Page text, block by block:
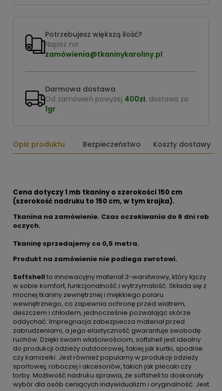
Potrzebujesz większą ilość?
Napisz na:
zamówienia@tkaninykaroliny.pl
Darmowa dostawa
Od zamówień powyżej 400zł, dostawa za
1gr.
Opis produktu Bezpieczeństwo Koszty dostawy
Cena dotyczy 1 mb tkaniny o szerokości 150 cm
(szerokość nadruku to 150 cm, w tym krajka).
Tkanina na zamówienie. Czas oczekiwania do 6 dni rob
oczych.
Tkaninę sprzedajemy co 0,5 metra.
Produkt na zamówienie nie podlega zwrotowi.
Softshellto innowacyjny materiał 3-warstwowy, który łączy
w sobie komfort, funkcjonalność i wytrzymałość. Składa się z
mocnej tkaniny zewnętrznej i miękkiego polaru
wewnętrznego, co zapewnia ochronę przed wiatrem,
deszczem i chłodem, jednocześnie pozwalając skórze
oddychać. Impregnacja zabezpiecza materiał przed
zabrudzeniami, a jego elastyczność gwarantuje swobodę
ruchów. Dzięki swoim właściwościom, softshell jest idealny
do produkcji odzieży outdoorowej, takiej jak kurtki, spodnie
czy kamizelki. Jest również popularny w produkcji odzieży
sportowej, roboczej i akcesoriów, takich jak plecaki czy
torby. Możliwość nadruku sprawia, że softshell to doskonały
wybór dla osób ceniących indywidualizm i oryginalność. Jest